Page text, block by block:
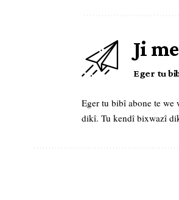
Ji
Eger tu
Eger tu bibî abone te we
dikî. Tu kendî bixwazî